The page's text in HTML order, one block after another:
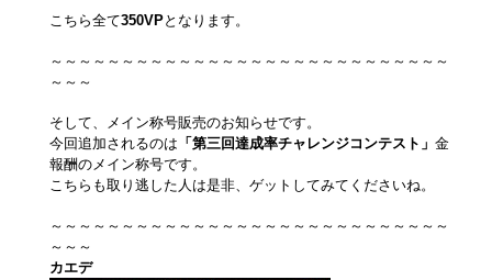
こちら全て350VPとなります。
～～～～～～～～～～～～～～～～～～～～～～～～～～～～
～～～
そして、メイン称号販売のお知らせです。
今回追加されるのは 「第三回達成率チャレンジコンテスト」 金
報酬のメイン称号です。
こちらも取り逃した人は是非、ゲットしてみてくださいね。
～～～～～～～～～～～～～～～～～～～～～～～～～～～～
～～～
カエデ